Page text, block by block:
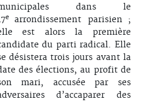
dans le
earrondissement parisien ;
est alors la première
du parti radical. Elle
désistera trois jours avant la
des élections, au profit de
mari, accusée par ses
d’accaparer des